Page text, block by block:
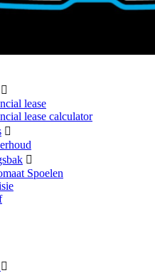
lease
lease calculator
Spoelen